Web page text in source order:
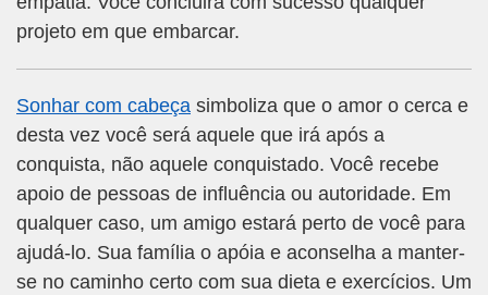
projeto em que embarcar.
Sonhar com cabeça simboliza que o amor o cerca e
desta vez você será aquele que irá após a
conquista, não aquele conquistado. Você recebe
apoio de pessoas de influência ou autoridade. Em
qualquer caso, um amigo estará perto de você para
ajudá-lo. Sua família o apóia e aconselha a manter-
se no caminho certo com sua dieta e exercícios. Um